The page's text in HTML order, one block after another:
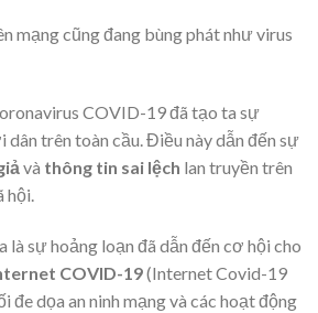
mạng cũng đang bùng phát như virus
COVID-19 đã tạo ta sự
dân trên toàn cầu. Điều này dẫn đến sự
và thông tin sai lệch lan truyền trên
hội.
là sự hoảng loạn đã dẫn đến cơ hội cho
COVID-19(Internet Covid-19
đe dọa an ninh mạng và các hoạt động